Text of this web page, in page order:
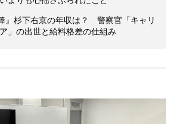
』杉下右京の年収は？ 警察官「キャリ
」の出世と給料格差の仕組み